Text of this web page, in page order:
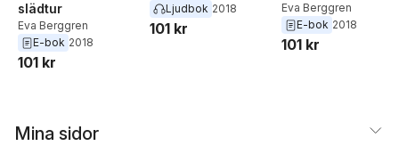
slädtur
Eva Berggren
E-bok 2018
101 kr
Ljudbok 2018
101 kr
Eva Berggren
E-bok 2018
101 kr
Mina sidor